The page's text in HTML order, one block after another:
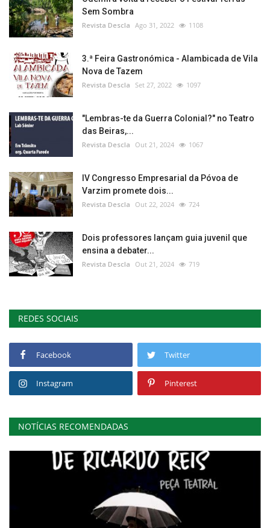
Sem Sombra
Revista Descla Ago 31, 2022 1108
3.ª Feira Gastronómica - Alambicada de Vila
Nova de Tazem
Revista Descla Set 27, 2022 1097
"Lembras-te da Guerra Colonial?" no Teatro
das Beiras,...
Revista Descla Out 21, 2024 1067
IV Congresso Empresarial da Póvoa de
Varzim promete dois...
Revista Descla Out 22, 2024 724
Dois professores lançam guia juvenil que
ensina a debater...
Revista Descla Out 21, 2024 719
REDES SOCIAIS
Facebook Twitter
Instagram Pinterest
NOTÍCIAS RECOMENDADAS